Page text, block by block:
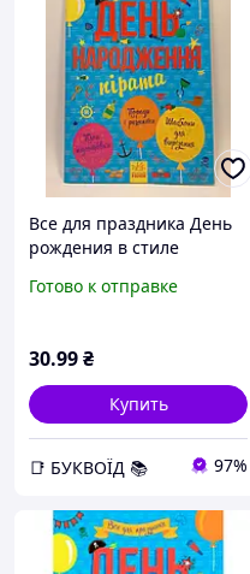
Все для праздника День
рождения в стиле
Готово к отправке
30.99₴
Купить
📑 БУКВОЇД 📚 97%